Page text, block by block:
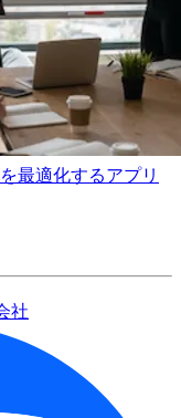
最適化するアプリ
社